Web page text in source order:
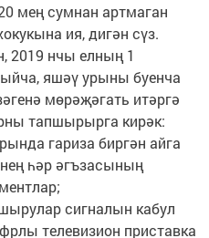
мең сумнан артмаган
ия, дигән сүз.
2019 нчы елның 1
яшәү урыны буенча
мөрәҗәгать итәргә
тапшырырга кирәк:
гариза биргән айга
һәр әгъзасының
сигналын кабул
телевизион приставка